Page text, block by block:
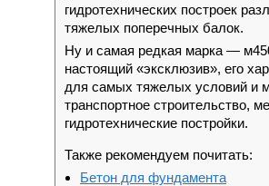
гидротехнических построек
тяжелых поперечных балок.
Ну и самая редкая марка —
настоящий «эксклюзив», его
для самых тяжелых условий и
транспортное строительство,
гидротехнические постройки.
Также рекомендуем почитать:
Бетон для фундамента